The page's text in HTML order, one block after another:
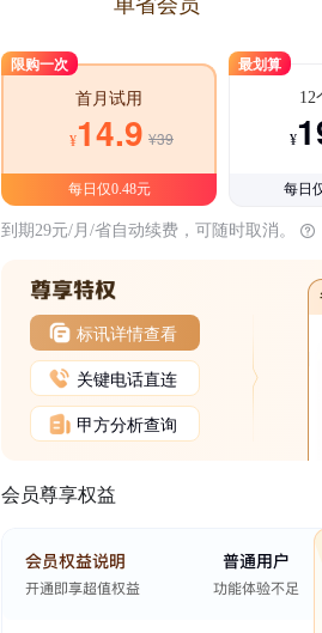
限购一次
首月试用
¥14.9 ¥39
每日仅0.48元
最划算
12
¥
每日
到期29元/月/省自动续费，可随时取消。
标讯详情查看
关键电话直连
甲方分析查询
会员尊享权益